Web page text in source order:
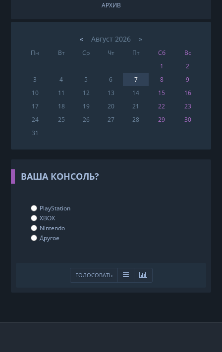
АРХИВ
«Август 2026 »
Пн Вт Ср Чт Пт Сб
Вс
1
2
3
4 5 6 7 8
9
10
11 12 13 14 15
16
17
18 19 20 21 22
23
24
25 26 27 28 29
30
31
ВАША КОНСОЛЬ?
PlayStation
XBOX
Nintendo
Другое
ГОЛОСОВАТЬ